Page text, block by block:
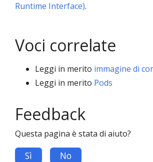
Runtime Interface).
Voci correlate
Leggi in merito immagine di
Leggi in merito Pods
Feedback
Questa pagina è stata di aiuto?
Sì No